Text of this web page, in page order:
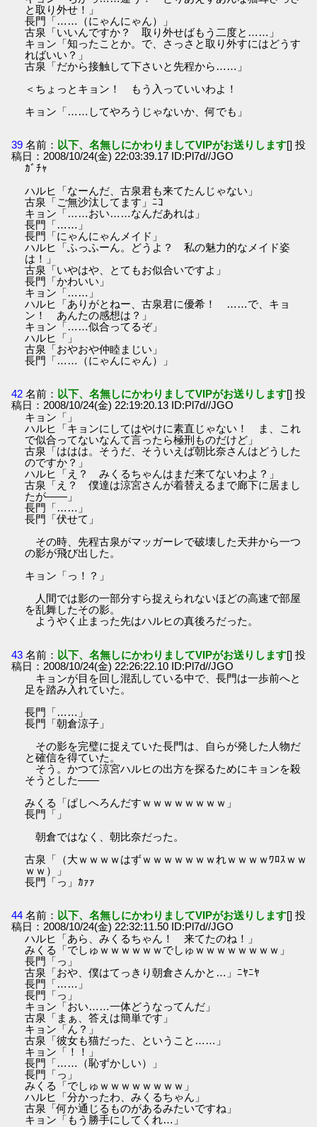
と取り外せ！」
長門「……（にゃんにゃん）」
古泉「いいんですか？ 取り外せばもう二度と……」
キョン「知ったことか。で、さっさと取り外すにはどうす
ればいい？」
古泉「だから接触して下さいと先程から……」
＜ちょっとキョン！ もう入っていいわよ！
キョン「……してやろうじゃないか、何でも」
39 名前： 以下、名無しにかわりましてVIPがお送りします[] 投
稿日：2008/10/24(金) 22:03:39.17 ID:Pl7d//JGO
ｶﾞﾁｬ
ハルヒ「なーんだ、古泉君も来てたんじゃない」
古泉「ご無沙汰してます」ﾆｺ
キョン「……おい……なんだあれは」
長門「……」
長門「にゃんにゃんメイド」
ハルヒ「ふっふーん。どうよ？ 私の魅力的なメイド姿
は！」
古泉「いやはや、とてもお似合いですよ」
長門「かわいい」
キョン「……」
ハルヒ「ありがとねー、古泉君に優希！ ……で、キョ
ン！ あんたの感想は？」
キョン「……似合ってるぞ」
ハルヒ「」
古泉「おやおや仲睦まじい」
長門「……（にゃんにゃん）」
42 名前： 以下、名無しにかわりましてVIPがお送りします[] 投
稿日：2008/10/24(金) 22:19:20.13 ID:Pl7d//JGO
キョン「」
ハルヒ「キョンにしてはやけに素直じゃない！ ま、これ
で似合ってないなんて言ったら極刑ものだけど」
古泉「ははは。そうだ、そういえば朝比奈さんはどうした
のですか？」
ハルヒ「え？ みくるちゃんはまだ来てないわよ？」
古泉「え？ 僕達は涼宮さんが着替えるまで廊下に居まし
たが――」
長門「……」
長門「伏せて」
その時、先程古泉がマッガーレで破壊した天井から一つ
の影が飛び出した。
キョン「っ！？」
人間では影の一部分すら捉えられないほどの高速で部屋
を乱舞したその影。
ようやく止まった先はハルヒの真後ろだった。
43 名前： 以下、名無しにかわりましてVIPがお送りします[] 投
稿日：2008/10/24(金) 22:26:22.10 ID:Pl7d//JGO
キョンが目を回し混乱している中で、長門は一歩前へと
足を踏み入れていた。
長門「……」
長門「朝倉涼子」
その影を完璧に捉えていた長門は、自らが発した人物だ
と確信を得ていた。
そう。かつて涼宮ハルヒの出方を探るためにキョンを殺
そうとした――
みくる「ぱしへろんだすｗｗｗｗｗｗｗｗ」
長門「」
朝倉ではなく、朝比奈だった。
古泉「（大ｗｗｗｗはずｗｗｗｗｗｗｗれｗｗｗｗﾜﾛｽｗｗ
ｗｗ）」
長門「っ」ｶｧｧ
44 名前： 以下、名無しにかわりましてVIPがお送りします[] 投
稿日：2008/10/24(金) 22:32:11.50 ID:Pl7d//JGO
ハルヒ「あら、みくるちゃん！ 来てたのね！」
みくる「でしゅｗｗｗｗｗｗでしゅｗｗｗｗｗｗｗｗ」
長門「っ」
古泉「おや、僕はてっきり朝倉さんかと…」ﾆﾔﾆﾔ
長門「……」
長門「っ」
キョン「おい……一体どうなってんだ」
古泉「まぁ、答えは簡単です」
キョン「ん？」
古泉「彼女も猫だった、ということ……」
キョン「！！」
長門「……（恥ずかしい）」
長門「っ」
みくる「でしゅｗｗｗｗｗｗｗｗ」
ハルヒ「分かったわ、みくるちゃん」
古泉「何か通じるものがあるみたいですね」
キョン「もう勝手にしてくれ…」